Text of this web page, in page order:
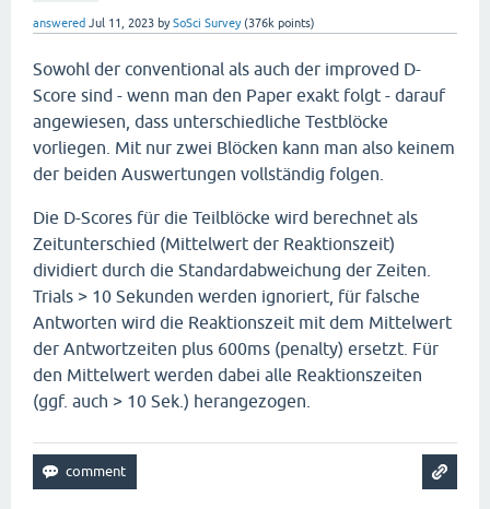
answered Jul 11, 2023 bySoSci Survey (376k points)
Sowohl der conventional als auch der improved D-
Score sind - wenn man den Paper exakt folgt - darauf
angewiesen, dass unterschiedliche Testblöcke
vorliegen. Mit nur zwei Blöcken kann man also keinem
der beiden Auswertungen vollständig folgen.
Die D-Scores für die Teilblöcke wird berechnet als
Zeitunterschied (Mittelwert der Reaktionszeit)
dividiert durch die Standardabweichung der Zeiten.
Trials > 10 Sekunden werden ignoriert, für falsche
Antworten wird die Reaktionszeit mit dem Mittelwert
der Antwortzeiten plus 600ms (penalty) ersetzt. Für
den Mittelwert werden dabei alle Reaktionszeiten
(ggf. auch > 10 Sek.) herangezogen.